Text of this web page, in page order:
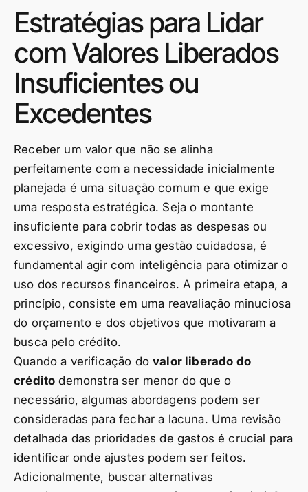
Estratégias para Lidar
com Valores Liberados
Insuficientes ou
Excedentes
Receber um valor que não se alinha
perfeitamente com a necessidade inicialmente
planejada é uma situação comum e que exige
uma resposta estratégica. Seja o montante
insuficiente para cobrir todas as despesas ou
excessivo, exigindo uma gestão cuidadosa, é
fundamental agir com inteligência para otimizar o
uso dos recursos financeiros. A primeira etapa, a
princípio, consiste em uma reavaliação minuciosa
do orçamento e dos objetivos que motivaram a
busca pelo crédito.
Quando a verificação dovalor liberado do
crédito demonstra ser menor do que o
necessário, algumas abordagens podem ser
consideradas para fechar a lacuna. Uma revisão
detalhada das prioridades de gastos é crucial para
identificar onde ajustes podem ser feitos.
Adicionalmente, buscar alternativas